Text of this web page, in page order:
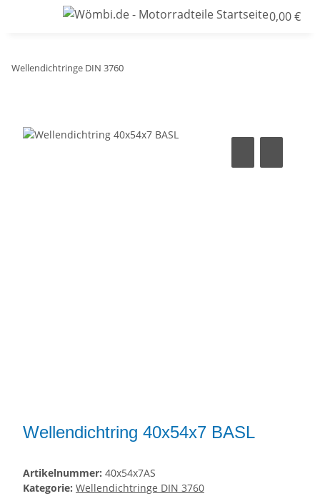
0,00 €
Wellendichtringe DIN 3760
Wellendichtring 40x54x7 BASL
Artikelnummer: 40x54x7AS
Kategorie: Wellendichtringe DIN 3760